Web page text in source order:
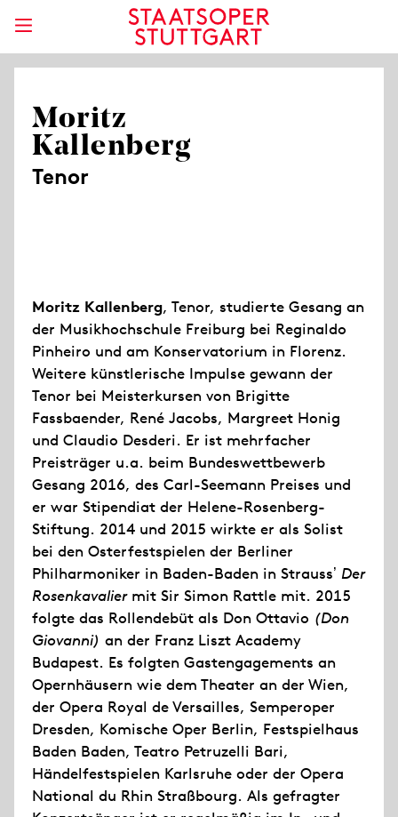
Moritz
Kallenberg
Tenor
Moritz Kallenberg, Tenor, studierte Gesang an
der Musikhochschule Freiburg bei Reginaldo
Pinheiro und am Konservatorium in Florenz.
Weitere künstlerische Impulse gewann der
Tenor bei Meisterkursen von Brigitte
Fassbaender, René Jacobs, Margreet Honig
und Claudio Desderi. Er ist mehrfacher
Preisträger u.a. beim Bundeswettbewerb
Gesang 2016, des Carl-Seemann Preises und
er war Stipendiat der Helene-Rosenberg-
Stiftung. 2014 und 2015 wirkte er als Solist
bei den Osterfestspielen der Berliner
Philharmoniker in Baden-Baden in Straussʼ Der
Rosenkavaliermit Sir Simon Rattle mit. 2015
folgte das Rollendebüt als Don Ottavio (Don
Giovanni) an der Franz Liszt Academy
Budapest. Es folgten Gastengagements an
Opernhäusern wie dem Theater an der Wien,
der Opera Royal de Versailles, Semperoper
Dresden, Komische Oper Berlin, Festspielhaus
Baden Baden, Teatro Petruzelli Bari,
Händelfestspielen Karlsruhe oder der Opera
National du Rhin Straßbourg. Als gefragter